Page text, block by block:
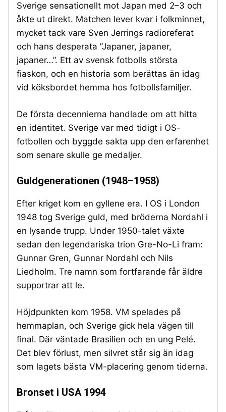
Sverige sensationellt mot Japan med 2–3 och
åkte ut direkt. Matchen lever kvar i folkminnet,
mycket tack vare Sven Jerrings radioreferat
och hans desperata ”Japaner, japaner,
japaner…”. Ett av svensk fotbolls största
fiaskon, och en historia som berättas än idag
vid köksbordet hemma hos fotbollsfamiljer.
De första decennierna handlade om att hitta
en identitet. Sverige var med tidigt i OS-
fotbollen och byggde sakta upp den erfarenhet
som senare skulle ge medaljer.
Guldgenerationen (1948–1958)
Efter kriget kom en gyllene era. I OS i London
1948 tog Sverige guld, med bröderna Nordahl i
en lysande trupp. Under 1950-talet växte
sedan den legendariska trion Gre-No-Li fram:
Gunnar Gren, Gunnar Nordahl och Nils
Liedholm. Tre namn som fortfarande får äldre
supportrar att le.
Höjdpunkten kom 1958. VM spelades på
hemmaplan, och Sverige gick hela vägen till
final. Där väntade Brasilien och en ung Pelé.
Det blev förlust, men silvret står sig än idag
som lagets bästa VM-placering genom tiderna.
Bronset i USA 1994